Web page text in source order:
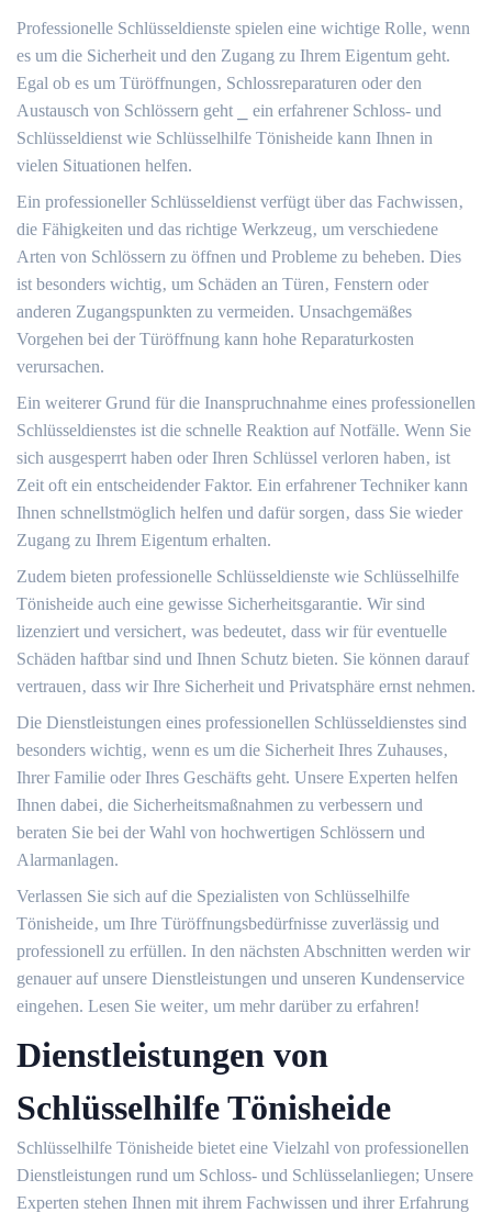
Professionelle Schlüsseldienste spielen eine wichtige Rolle‚ wenn
es um die Sicherheit und den Zugang zu Ihrem Eigentum geht.​
Egal ob es um Türöffnungen‚ Schlossreparaturen oder den
Austausch von Schlössern geht ⎯ ein erfahrener Schloss- und
Schlüsseldienst wie Schlüsselhilfe Tönisheide kann Ihnen in
vielen Situationen helfen.​
Ein professioneller Schlüsseldienst verfügt über das Fachwissen‚
die Fähigkeiten und das richtige Werkzeug‚ um verschiedene
Arten von Schlössern zu öffnen und Probleme zu beheben.​ Dies
ist besonders wichtig‚ um Schäden an Türen‚ Fenstern oder
anderen Zugangspunkten zu vermeiden.​ Unsachgemäßes
Vorgehen bei der Türöffnung kann hohe Reparaturkosten
verursachen.​
Ein weiterer Grund für die Inanspruchnahme eines professionellen
Schlüsseldienstes ist die schnelle Reaktion auf Notfälle.​ Wenn Sie
sich ausgesperrt haben oder Ihren Schlüssel verloren haben‚ ist
Zeit oft ein entscheidender Faktor.​ Ein erfahrener Techniker kann
Ihnen schnellstmöglich helfen und dafür sorgen‚ dass Sie wieder
Zugang zu Ihrem Eigentum erhalten.​
Zudem bieten professionelle Schlüsseldienste wie Schlüsselhilfe
Tönisheide auch eine gewisse Sicherheitsgarantie.​ Wir sind
lizenziert und versichert‚ was bedeutet‚ dass wir für eventuelle
Schäden haftbar sind und Ihnen Schutz bieten.​ Sie können darauf
vertrauen‚ dass wir Ihre Sicherheit und Privatsphäre ernst nehmen.
Die Dienstleistungen eines professionellen Schlüsseldienstes sind
besonders wichtig‚ wenn es um die Sicherheit Ihres Zuhauses‚
Ihrer Familie oder Ihres Geschäfts geht.​ Unsere Experten helfen
Ihnen dabei‚ die Sicherheitsmaßnahmen zu verbessern und
beraten Sie bei der Wahl von hochwertigen Schlössern und
Alarmanlagen.
Verlassen Sie sich auf die Spezialisten von Schlüsselhilfe
Tönisheide‚ um Ihre Türöffnungsbedürfnisse zuverlässig und
professionell zu erfüllen.​ In den nächsten Abschnitten werden wir
genauer auf unsere Dienstleistungen und unseren Kundenservice
eingehen.​ Lesen Sie weiter‚ um mehr darüber zu erfahren!
Dienstleistungen von
Schlüsselhilfe Tönisheide
Schlüsselhilfe Tönisheide bietet eine Vielzahl von professionellen
Dienstleistungen rund um Schloss- und Schlüsselanliegen; Unsere
Experten stehen Ihnen mit ihrem Fachwissen und ihrer Erfahrung